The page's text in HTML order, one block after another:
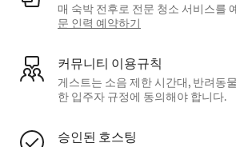
매 숙박 전후로 전문 청소 서비스를
문 인력 예약하기
커뮤니티 이용규칙
게스트는 소음 제한 시간대, 반려동
한 입주자 규정에 동의해야 합니다.
승인된 호스팅